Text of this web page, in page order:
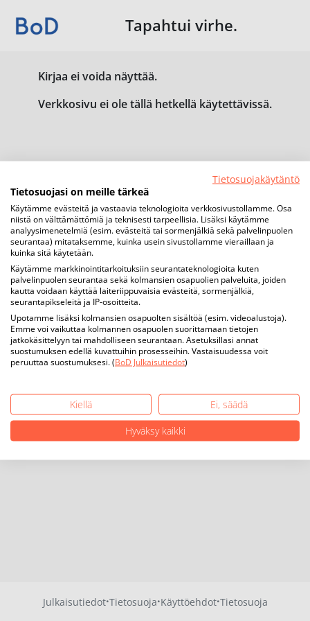
Tapahtui virhe.
Kirjaa ei voida näyttää.
Verkkosivu ei ole tällä hetkellä käytettävissä.
Julkaisutiedot·Tietosuoja·Käyttöehdot·Tietosuoja
Tietosuojakäytäntö
Tietosuojasi on meille tärkeä
Käytämme evästeitä ja vastaavia teknologioita verkkosivustollamme. Osa
niistä on välttämättömiä ja teknisesti tarpeellisia. Lisäksi käytämme
analyysimenetelmiä (esim. evästeitä tai sormenjälkiä sekä palvelinpuolen
seurantaa) mitataksemme, kuinka usein sivustollamme vieraillaan ja
kuinka sitä käytetään.
Käytämme markkinointitarkoituksiin seurantateknologioita kuten
palvelinpuolen seurantaa sekä kolmansien osapuolien palveluita, joiden
kautta voidaan käyttää laiteriippuvaisia evästeitä, sormenjälkiä,
seurantapikseleitä ja IP-osoitteita.
Upotamme lisäksi kolmansien osapuolten sisältöä (esim. videoalustoja).
Emme voi vaikuttaa kolmannen osapuolen suorittamaan tietojen
jatkokäsittelyyn tai mahdolliseen seurantaan. Asetuksillasi annat
suostumuksen edellä kuvattuihin prosesseihin. Vastaisuudessa voit
peruuttaa suostumuksesi. (BoD Julkaisutiedot)
Kiellä
Ei, säädä
Hyväksy kaikki